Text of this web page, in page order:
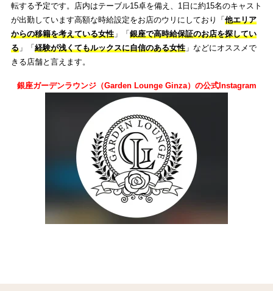
転する予定です。店内はテーブル15卓を備え、1日に約15名のキャスト
が出勤しています高額な時給設定をお店のウリにしており「 他エリア
からの移籍を考えている女性」「 銀座で高時給保証のお店を探してい
る」「 経験が浅くてもルックスに自信のある女性」などにオススメで
きる店舗と言えます。
銀座ガーデンラウンジ（Garden Lounge Ginza）の公式Instagram